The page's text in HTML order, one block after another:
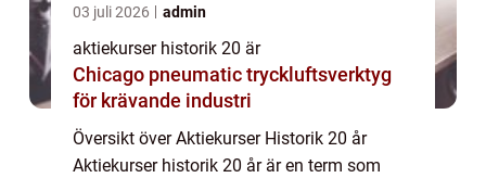
03 juli 2026 admin
aktiekurser historik 20 är
Chicago pneumatic tryckluftsverktyg
för krävande industri
Översikt över Aktiekurser Historik 20 år
Aktiekurser historik 20 år är en term som